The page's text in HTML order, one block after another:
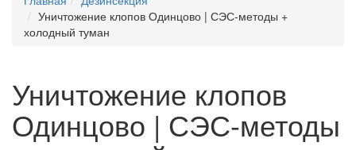
Уничтожение клопов Одинцово | СЭС-методы +
холодный туман
Уничтожение клопов
Одинцово | СЭС-методы